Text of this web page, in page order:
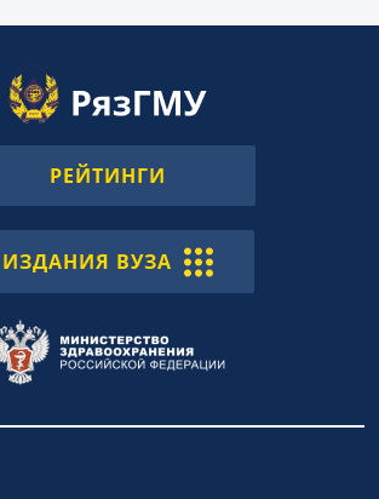
РЕЙТИНГИ
ИЗДАНИЯ ВУЗА